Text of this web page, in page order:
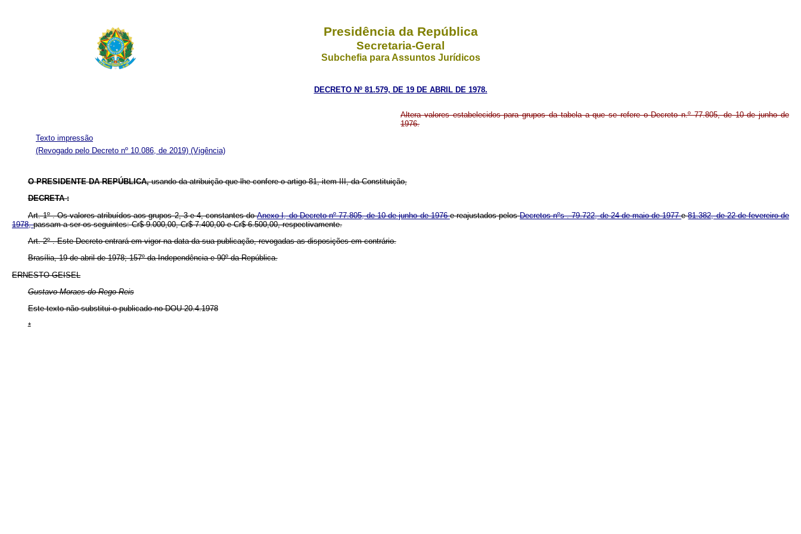
Presidência da República
Secretaria-Geral
Subchefia para Assuntos Jurídicos
DECRETO Nº 81.579, DE 19 DE ABRIL DE 1978.
Altera valores estabelecidos para grupos da tabela a que se refere o Decreto n.º 77.805, de 10 de junho de
1976.
Texto impressão
(Revogado pelo Decreto nº 10.086, de 2019) (Vigência)
O PRESIDENTE DA REPÚBLICA,usando da atribuição que lhe confere o artigo 81, item III, da Constituição,
DECRETA :
Art. 1º . Os valores atribuídos aos grupos 2, 3 e 4, constantes doAnexo I, do Decreto nº 77.805, de 10 de junho de 1976e reajustados pelosDecretos nºs . 79.722, de 24 de maio de 1977e81.382, de 22 de fevereiro de
1978,passam a ser os seguintes: Cr$ 9.000,00, Cr$ 7.400,00 e Cr$ 6.500,00, respectivamente.
Art. 2º . Este Decreto entrará em vigor na data da sua publicação, revogadas as disposições em contrário.
Brasília, 19 de abril de 1978; 157º da Independência e 90º da República.
ERNESTO GEISEL
Gustavo Moraes do Rego Reis
Este texto não substitui o publicado no DOU 20.4.1978
*